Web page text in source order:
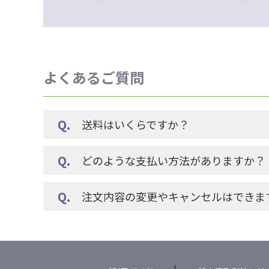
よくあるご質問
送料はいくらですか？
どのような支払い方法がありますか？
注文内容の変更やキャンセルはできま